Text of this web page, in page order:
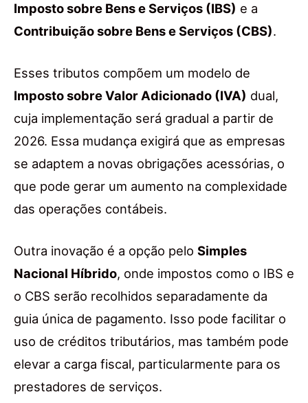
Imposto sobre Bens e Serviços (IBS) e a
Contribuição sobre Bens e Serviços (CBS).
Esses tributos compõem um modelo de
Imposto sobre Valor Adicionado (IVA) dual,
cuja implementação será gradual a partir de
2026. Essa mudança exigirá que as empresas
se adaptem a novas obrigações acessórias, o
que pode gerar um aumento na complexidade
das operações contábeis.
Outra inovação é a opção pelo Simples
Nacional Híbrido, onde impostos como o IBS e
o CBS serão recolhidos separadamente da
guia única de pagamento. Isso pode facilitar o
uso de créditos tributários, mas também pode
elevar a carga fiscal, particularmente para os
prestadores de serviços.